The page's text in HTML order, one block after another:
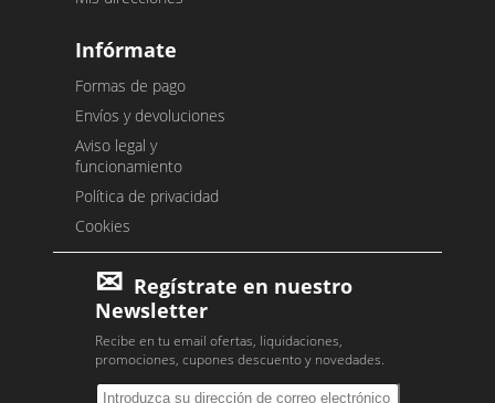
Infórmate
Formas de pago
Envíos y devoluciones
Aviso legal y
funcionamiento
Política de privacidad
Cookies
Regístrate en nuestro
Newsletter
Recibe en tu email ofertas, liquidaciones,
promociones, cupones descuento y novedades.